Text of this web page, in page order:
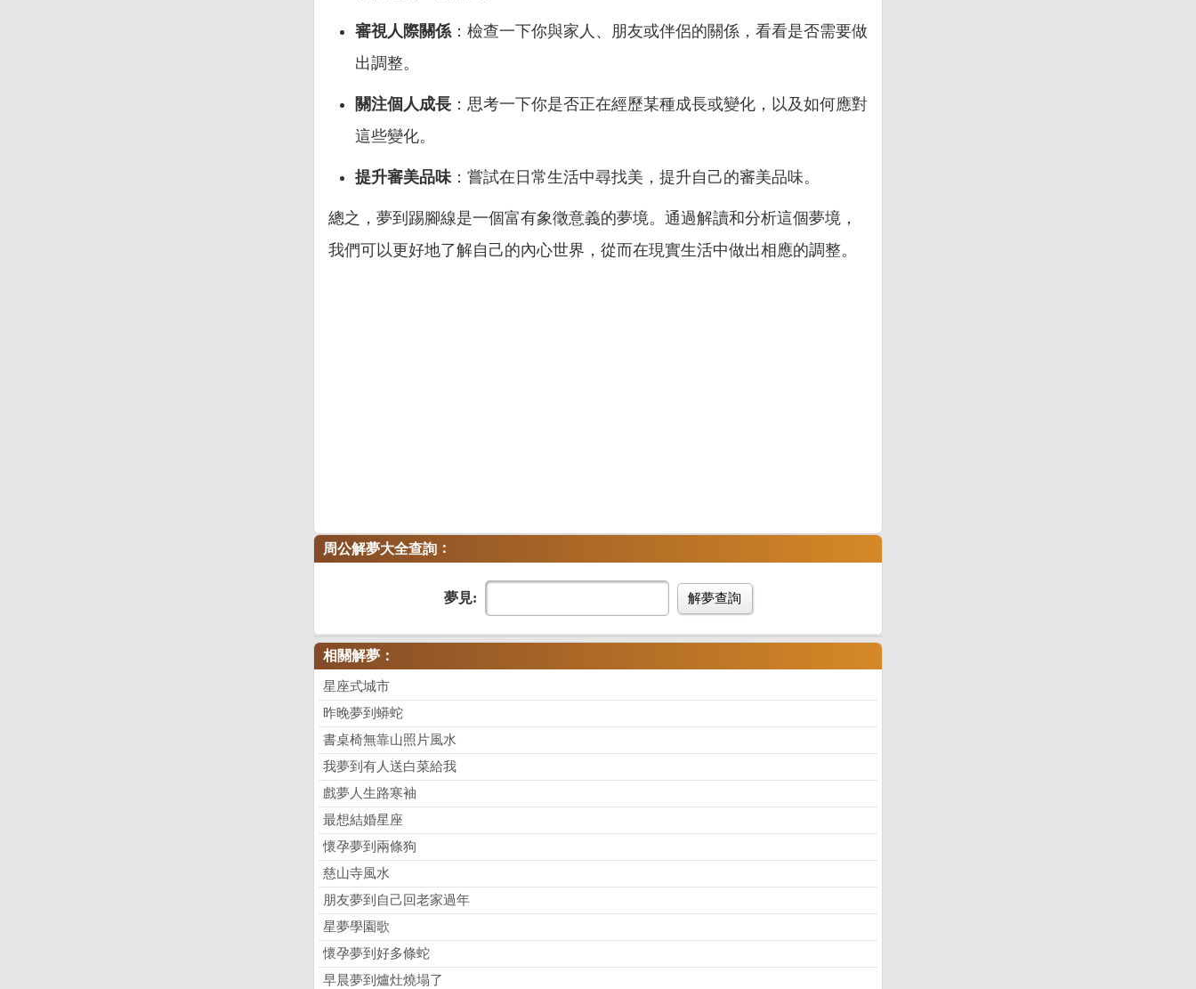
審視人際關係：檢查一下你與家人、朋友或伴侶的關係，看看是否需要做
出調整。
關注個人成長 ：思考一下你是否正在經歷某種成長或變化，以及如何應對
這些變化。
提升審美品味：嘗試在日常生活中尋找美，提升自己的審美品味。
總之，夢到踢腳線是一個富有象徵意義的夢境。通過解讀和分析這個夢境，
我們可以更好地了解自己的內心世界，從而在現實生活中做出相應的調整。
周公解夢大全查詢 ：
夢見: 解夢查詢
相關解夢：
星座式城市
昨晚夢到蟒蛇
書桌椅無靠山照片風水
我夢到有人送白菜給我
戲夢人生路寒袖
最想結婚星座
懷孕夢到兩條狗
慈山寺風水
朋友夢到自己回老家過年
星夢學園歌
懷孕夢到好多條蛇
早晨夢到爐灶燒塌了